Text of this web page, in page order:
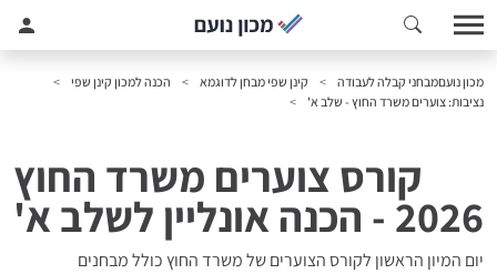
מכון נועםמבחני קבלה לעבודה קינן שפי מבחן לדוגמא
הכנה למכון קינן שפי
נציבות: צוערים משרד החוץ - שלב א'
קורס צוערים משרד החוץ
2026 - הכנה אונליין לשלב א'
יום המיון הראשון לקורס הצוערים של משרד החוץ כולל מבחנים